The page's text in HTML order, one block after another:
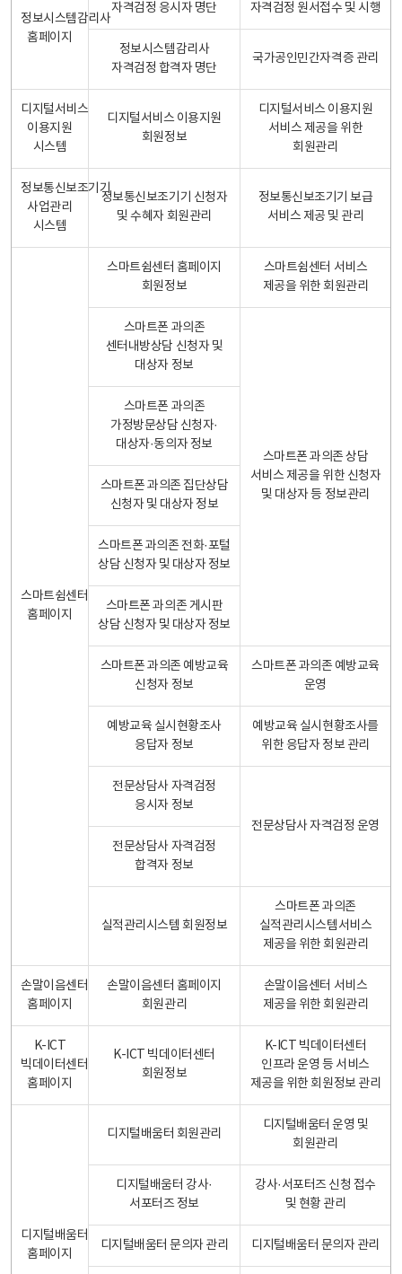
정보시스템감리사
홈페이지
자격검정 응시자 명단
자격검정 원서접수 및 시행
정보시스템감리사
자격검정 합격자 명단
국가공인민간자격증 관리
디지털서비스
이용지원
시스템
디지털서비스 이용지원
회원정보
디지털서비스 이용지원
서비스 제공을 위한
회원관리
정보통신보조기기
사업관리
시스템
정보통신보조기기 신청자
및 수혜자 회원관리
정보통신보조기기 보급
서비스 제공 및 관리
스마트쉼센터
홈페이지
스마트쉼센터 홈페이지
회원정보
스마트쉼센터 서비스
제공을 위한 회원관리
스마트폰 과의존
센터내방상담 신청자 및
대상자 정보
스마트폰 과의존 상담
서비스 제공을 위한 신청자
및 대상자 등 정보관리
스마트폰 과의존
가정방문상담 신청자·
대상자·동의자 정보
스마트폰 과의존 집단상담
신청자 및 대상자 정보
스마트폰 과의존 전화·포털
상담 신청자 및 대상자 정보
스마트폰 과의존 게시판
상담 신청자 및 대상자 정보
스마트폰 과의존 예방교육
신청자 정보
스마트폰 과의존 예방교육
운영
예방교육 실시현황조사
응답자 정보
예방교육 실시현황조사를
위한 응답자 정보 관리
전문상담사 자격검정
응시자 정보
전문상담사 자격검정 운영
전문상담사 자격검정
합격자 정보
실적관리시스템 회원정보
스마트폰 과의존
실적관리시스템서비스
제공을 위한 회원관리
손말이음센터
홈페이지
손말이음센터 홈페이지
회원관리
손말이음센터 서비스
제공을 위한 회원관리
K-ICT
빅데이터센터
홈페이지
K-ICT 빅데이터센터
회원정보
K-ICT 빅데이터센터
인프라 운영 등 서비스
제공을 위한 회원정보 관리
디지털배움터
홈페이지
디지털배움터 회원관리
디지털배움터 운영 및
회원관리
디지털배움터 강사·
서포터즈 정보
강사·서포터즈 신청 접수
및 현황 관리
디지털배움터 문의자 관리 디지털배움터 문의자 관리